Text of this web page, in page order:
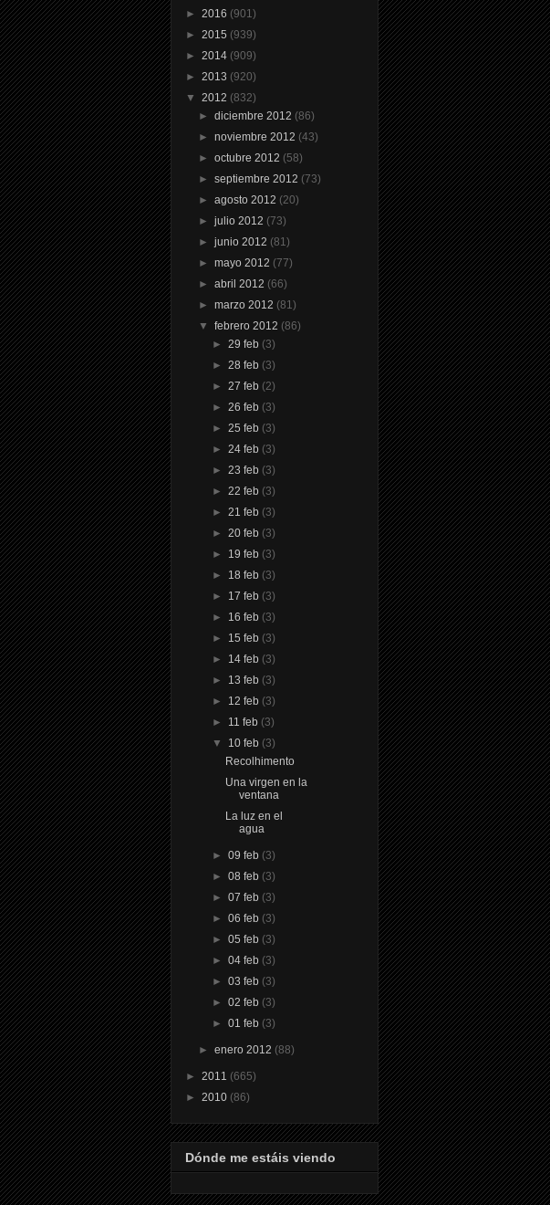
► 2016 (901)
► 2015 (939)
► 2014 (909)
► 2013 (920)
▼ 2012 (832)
►diciembre 2012 (86)
►noviembre 2012 (43)
►octubre 2012 (58)
►septiembre 2012 (73)
►agosto 2012 (20)
►julio 2012 (73)
►junio 2012 (81)
►mayo 2012 (77)
►abril 2012 (66)
►marzo 2012 (81)
▼febrero 2012 (86)
► 29 feb (3)
► 28 feb (3)
► 27 feb (2)
► 26 feb (3)
► 25 feb (3)
► 24 feb (3)
► 23 feb (3)
► 22 feb (3)
► 21 feb (3)
► 20 feb (3)
► 19 feb (3)
► 18 feb (3)
► 17 feb (3)
► 16 feb (3)
► 15 feb (3)
► 14 feb (3)
► 13 feb (3)
► 12 feb (3)
► 11 feb (3)
▼ 10 feb (3)
Recolhimento
Una virgen en la
ventana
La luz en el
agua
► 09 feb (3)
► 08 feb (3)
► 07 feb (3)
► 06 feb (3)
► 05 feb (3)
► 04 feb (3)
► 03 feb (3)
► 02 feb (3)
► 01 feb (3)
►enero 2012 (88)
► 2011 (665)
► 2010 (86)
Dónde me estáis viendo